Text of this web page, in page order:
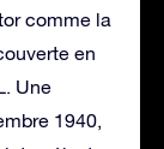
comme la
en
Une
1940,